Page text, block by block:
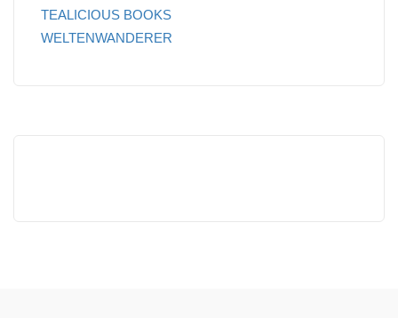
TEALICIOUS BOOKS
WELTENWANDERER